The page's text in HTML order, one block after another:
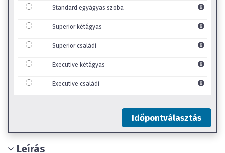
Standard egyágyas szoba
Superior kétágyas
Superior családi
Executive kétágyas
Executive családi
Időpontválasztás
Leírás